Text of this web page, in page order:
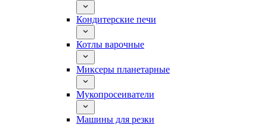
Кондитерские печи
Котлы варочные
Миксеры планетарные
Мукопросеиватели
Машины для резки